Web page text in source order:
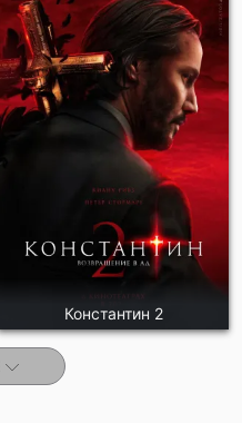
Константин 2